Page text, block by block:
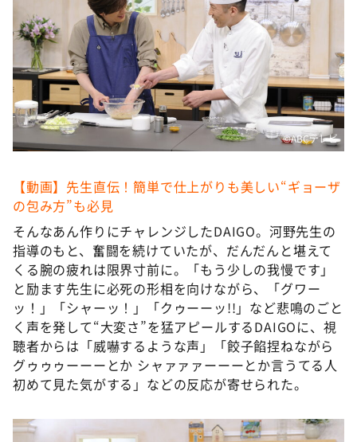
©️ABCテレビ
【動画】先生直伝！簡単で仕上がりも美しい“ギョーザ
の包み方”も必見
そんなあん作りにチャレンジしたDAIGO。河野先生の
指導のもと、奮闘を続けていたが、だんだんと堪えて
くる腕の疲れは限界寸前に。「もう少しの我慢です」
と励ます先生に必死の形相を向けながら、「グワー
ッ！」「シャーッ！」「クゥーーッ!!」など悲鳴のごと
く声を発して“大変さ”を猛アピールするDAIGOに、視
聴者からは「威嚇するような声」「餃子餡捏ねながら
グゥゥゥーーーとか シャァァァーーーとか言うてる人
初めて見た気がする」などの反応が寄せられた。